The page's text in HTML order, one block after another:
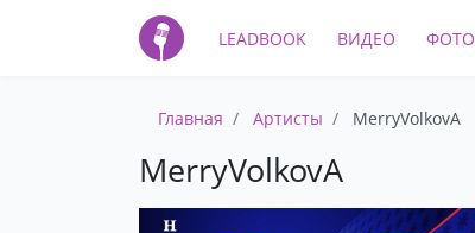
LEADBOOK ВИДЕО ФОТО
Главная Артисты MerryVolkovA
MerryVolkovA